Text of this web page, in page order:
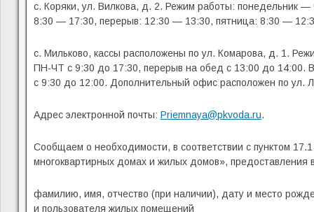
с. Коряки, ул. Вилкова, д. 2. Режим работы: понедельник —
8:30 — 17:30, перерыв: 12:30 — 13:30, пятница: 8:30 —
с. Мильково, кассы расположены по ул. Комарова, д. 1.
ПН-ЧТ с 9:30 до 17:30, перерыв на обед с 13:00 до 14:00.
с 9:30 до 12:00. Дополнительный офис расположен по
Адрес электронной почты: Priemnaya@pkvoda.ru.
Сообщаем о необходимости, в соответствии с пунктом
многоквартирных домах и жилых домов»,
фамилию, имя, отчество (при наличии), дату и место
и пользователя жилых помещений